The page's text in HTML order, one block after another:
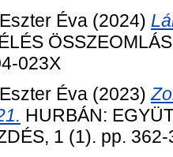
Éva (2024)
023X
Éva (2023)
HURBÁN:
1 (1). pp.